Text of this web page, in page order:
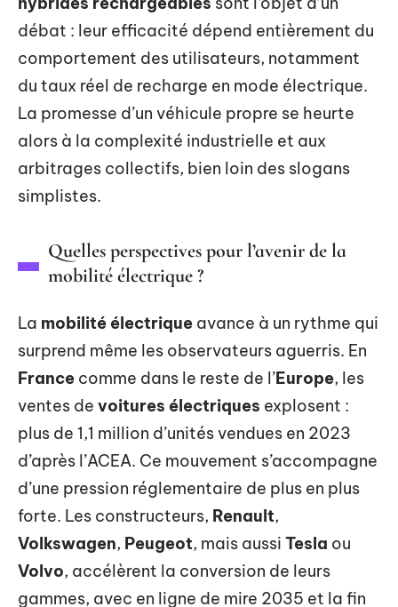
débat : leur efficacité dépend entièrement du
comportement des utilisateurs, notamment
du taux réel de recharge en mode électrique.
La promesse d’un véhicule propre se heurte
alors à la complexité industrielle et aux
arbitrages collectifs, bien loin des slogans
simplistes.
Quelles perspectives pour l’avenir de la
mobilité électrique ?
La mobilité électrique avance à un rythme qui
surprend même les observateurs aguerris. En
France comme dans le reste de l’Europe, les
ventes de voitures électriques explosent :
plus de 1,1 million d’unités vendues en 2023
d’après l’ACEA. Ce mouvement s’accompagne
d’une pression réglementaire de plus en plus
forte. Les constructeurs, Renault,
Volkswagen, Peugeot, mais aussi Tesla ou
Volvo, accélèrent la conversion de leurs
gammes, avec en ligne de mire 2035 et la fin